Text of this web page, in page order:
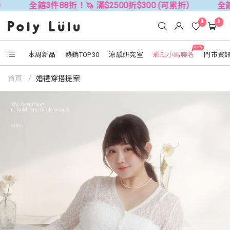
件88折！🦄 滿$2500折$300 (可累折） 全館3件88折
本周新品 熱銷TOP30 涼感研究室
NEW
彩虹小馬聯名 門市資
0 0
首頁 婚禮穿搭提案